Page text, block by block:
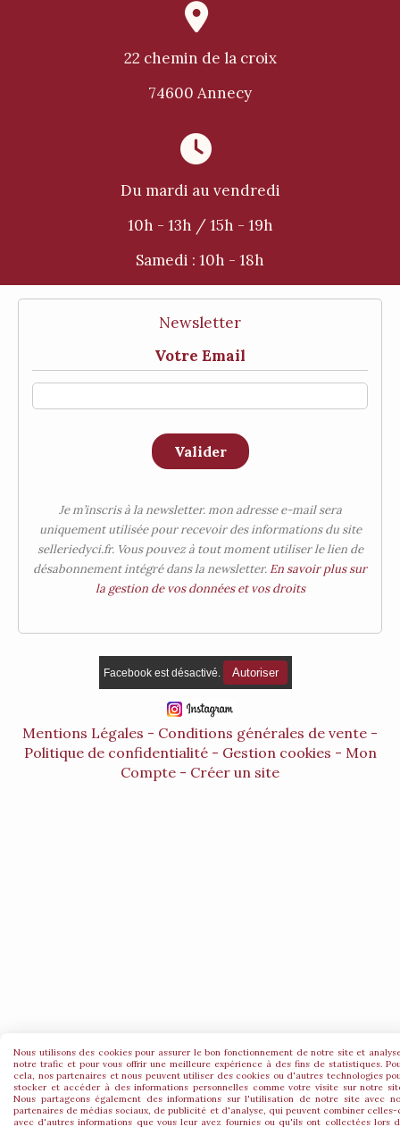

22 chemin de la croix
74600 Annecy

Du mardi au vendredi
10h - 13h / 15h - 19h
Samedi : 10h - 18h
Newsletter
Votre Email
Valider
Je m’inscris à la newsletter. mon adresse e-mail sera
uniquement utilisée pour recevoir des informations du site
selleriedyci.fr. Vous pouvez à tout moment utiliser le lien de
désabonnement intégré dans la newsletter. En savoir plus sur
la gestion de vos données et vos droits
Facebook est désactivé. Autoriser
Mentions Légales
Conditions générales de vente
Politique de confidentialité
Gestion cookies
Mon
Compte
Créer un site
Nous utilisons des cookies pour assurer le bon fonctionnement de notre site et
notre trafic et pour vous offrir une meilleure expérience à des fins de statistiques.
cela, nos partenaires et nous peuvent utiliser des cookies ou d'autres technologies
stocker et accéder à des informations personnelles comme votre visite sur notre
Nous partageons également des informations sur l'utilisation de notre site avec
partenaires de médias sociaux, de publicité et d'analyse, qui peuvent combiner celles-
avec d'autres informations que vous leur avez fournies ou qu'ils ont collectées lors